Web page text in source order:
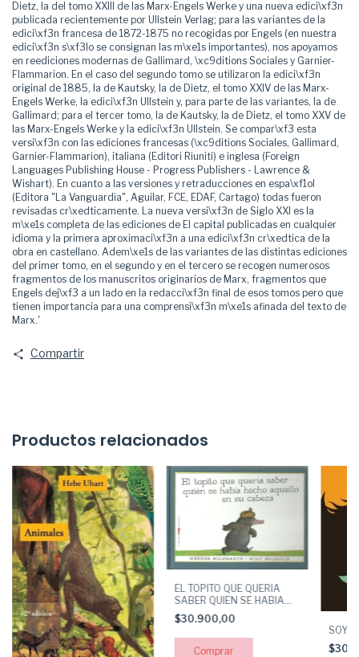
Dietz, la del tomo XXIII de las Marx-Engels Werke y una nueva edici\xf3n
publicada recientemente por Ullstein Verlag; para las variantes de la
edici\xf3n francesa de 1872-1875 no recogidas por Engels (en nuestra
edici\xf3n s\xf3lo se consignan las m\xe1s importantes), nos apoyamos
en reediciones modernas de Gallimard, \xc9ditions Sociales y Garnier-
Flammarion. En el caso del segundo tomo se utilizaron la edici\xf3n
original de 1885, la de Kautsky, la de Dietz, el tomo XXIV de las Marx-
Engels Werke, la edici\xf3n Ullstein y, para parte de las variantes, la de
Gallimard; para el tercer tomo, la de Kautsky, la de Dietz, el tomo XXV de
las Marx-Engels Werke y la edici\xf3n Ullstein. Se compar\xf3 esta
versi\xf3n con las ediciones francesas (\xc9ditions Sociales, Gallimard,
Garnier-Flammarion), italiana (Editori Riuniti) e inglesa (Foreign
Languages Publishing House - Progress Publishers - Lawrence &
Wishart). En cuanto a las versiones y retraducciones en espa\xf1ol
(Editora "La Vanguardia", Aguilar, FCE, EDAF, Cartago) todas fueron
revisadas cr\xedticamente. La nueva versi\xf3n de Siglo XXI es la
m\xe1s completa de las ediciones de El capital publicadas en cualquier
idioma y la primera aproximaci\xf3n a una edici\xf3n cr\xedtica de la
obra en castellano. Adem\xe1s de las variantes de las distintas ediciones
del primer tomo, en el segundo y en el tercero se recogen numerosos
fragmentos de los manuscritos originarios de Marx, fragmentos que
Engels dej\xf3 a un lado en la redacci\xf3n final de esos tomos pero que
tienen importancia para una comprensi\xf3n m\xe1s afinada del texto de
Marx.'
Compartir
Productos relacionados
EL TOPITO QUE QUERIA
SABER QUIEN SE HABIA
HECHO AQUELLO EN SU
CABEZA
$30.900,00
SOY